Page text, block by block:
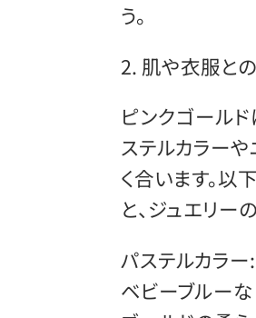
う。
2. 肌や衣服と
ピンクゴール
ステルカラー
く合います。
と、ジュエリー
パステルカラー:
ベビーブルー